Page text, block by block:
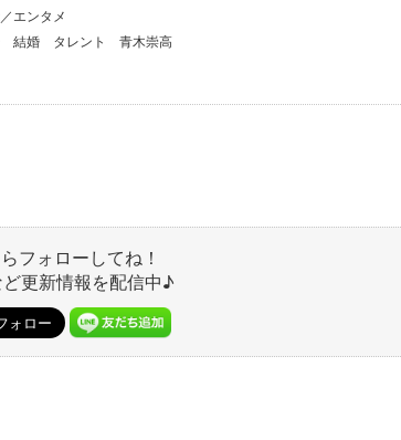
エンタメ
結婚 タレント 青木崇高
フォローしてね！
更新情報を配信中♪